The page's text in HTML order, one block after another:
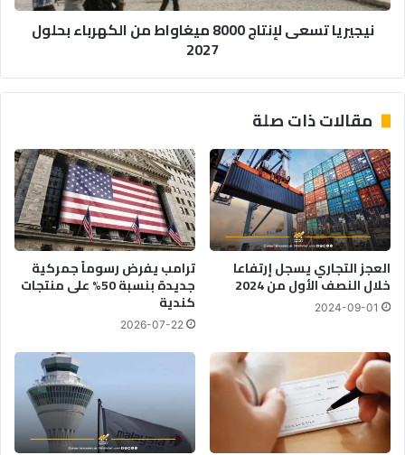
ا
ا
م
ت
و
ج
ب
ا
ل
ذ
ه
ي
ب
س
ج
8
0
0
0
م
ي
غ
ا
ا
ط
ن
نيجيريا تسعى لإنتاج 8000 ميغاواط من الكهرباء بحلول
2027
مقالات ذات صلة
العجز التجاري يسجل إرتفاعا
خلال النصف الأول من 2024
2024-09-01
ترامب يفرض رسوماً جمركية
جديدة بنسبة 50% على منتجات
كندية
2026-07-22